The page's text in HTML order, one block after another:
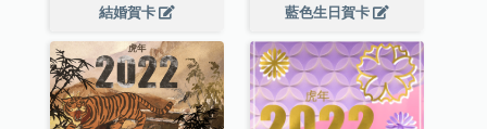
結婚賀卡 藍色生日賀卡